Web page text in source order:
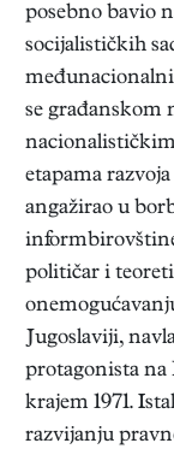
posebno bavio
socijalističkih
se
etapama
angažirao u
političar i
Jugoslaviji,
protagonista
krajem 1971.
razvijanju